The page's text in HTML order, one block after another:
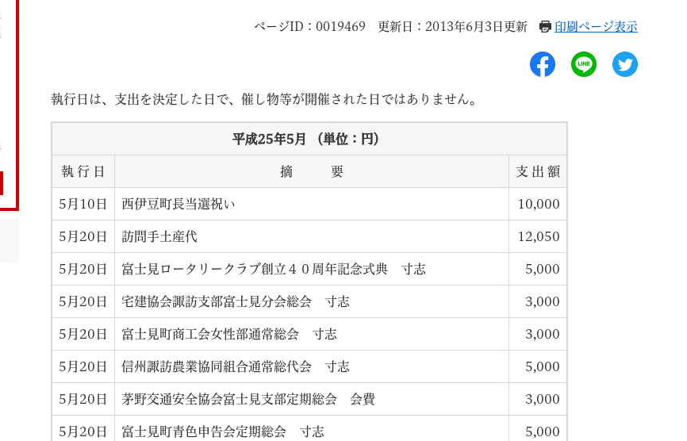
引越し・住まい 就職・退職
文字サイズ 標準 拡大
ページID：0019469 更新日：2013年6月3日更新 印刷ページ表示
執行日は、支出を決定した日で、催し物等が開催された日ではありません。
平成25年5月 （単位：円）
執 行 日 摘 要 支 出 額
5月10日 西伊豆町長当選祝い 10,000
5月20日 訪問手土産代 12,050
5月20日 富士見ロータリークラブ創立４０周年記念式典 寸志 5,000
5月20日 宅建協会諏訪支部富士見分会総会 寸志 3,000
5月20日 富士見町商工会女性部通常総会 寸志 3,000
5月20日 信州諏訪農業協同組合通常総代会 寸志 5,000
5月20日 茅野交通安全協会富士見支部定期総会 会費 3,000
5月20日 富士見町青色申告会定期総会 寸志 5,000